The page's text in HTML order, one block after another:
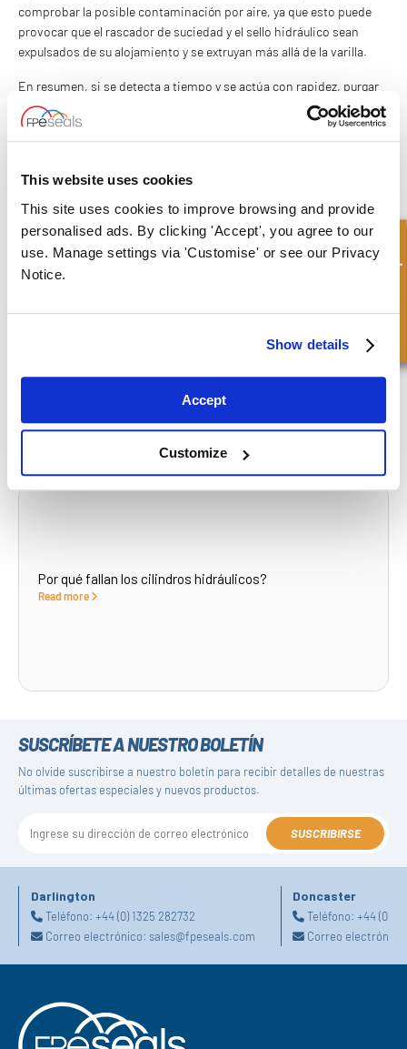
This website uses cookies
This site uses cookies to improve browsing and provide
personalised ads. By clicking 'Accept', you agree to our
use. Manage settings via 'Customise' or see our Privacy
Notice.
Show details
Accept
Customize
comprobar la posible contaminación por aire, ya que esto puede
provocar que el rascador de suciedad y el sello hidráulico sean
expulsados de su alojamiento y se extruyan más allá de la varilla.
En resumen, si se detecta a tiempo y se actúa con rapidez, purgar
el aire atrapado en un sistema evitará daños a largo plazo o
tiempos de inactividad operativa.
What to read next...
Por qué se amortiguan los cilindros hidráulicos?
Por qué fallan los cilindros hidráulicos?
Read more
SUSCRÍBETE A NUESTRO BOLETÍN
No olvide suscribirse a nuestro boletín para recibir detalles de nuestras
últimas ofertas especiales y nuevos productos.
SUSCRIBIRSE
Darlington
Teléfono: +44 (0) 1325 282732
Correo electrónico: sales@fpeseals.com
Doncaster
Teléfono:+44 (0)
Correo
Consulta rápida